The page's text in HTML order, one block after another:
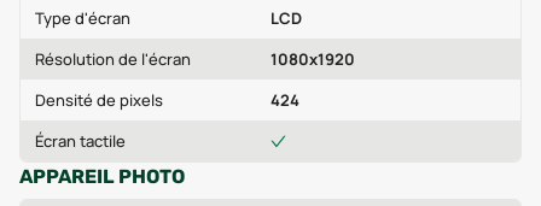
Type d'écran
LCD
Résolution de l'écran
1080x1920
Densité de pixels
424
Écran tactile
APPAREIL PHOTO